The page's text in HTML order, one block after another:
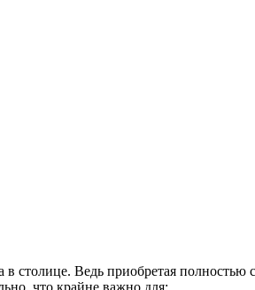
в столице. Ведь приобретая
что крайне важно для: